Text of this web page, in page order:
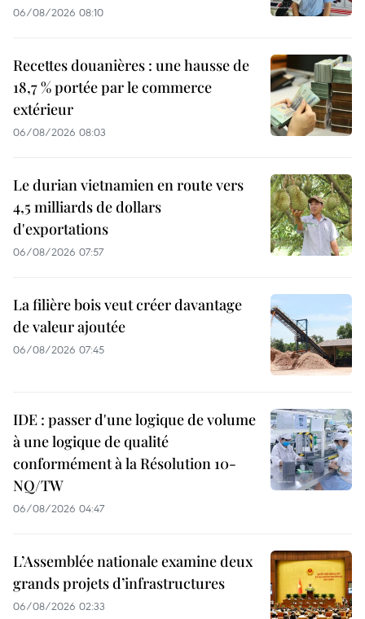
06/08/2026 08:10
Recettes douanières : une hausse de
18,7 % portée par le commerce
extérieur
06/08/2026 08:03
Le durian vietnamien en route vers
4,5 milliards de dollars
d'exportations
06/08/2026 07:57
La filière bois veut créer davantage
de valeur ajoutée
06/08/2026 07:45
IDE : passer d'une logique de volume
à une logique de qualité
conformément à la Résolution 10-
NQ/TW
06/08/2026 04:47
L’Assemblée nationale examine deux
grands projets d’infrastructures
06/08/2026 02:33